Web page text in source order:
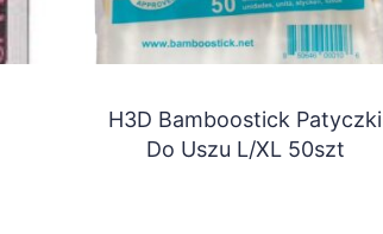
H3D Bamboostick Patyczki
Do Uszu L/XL 50szt